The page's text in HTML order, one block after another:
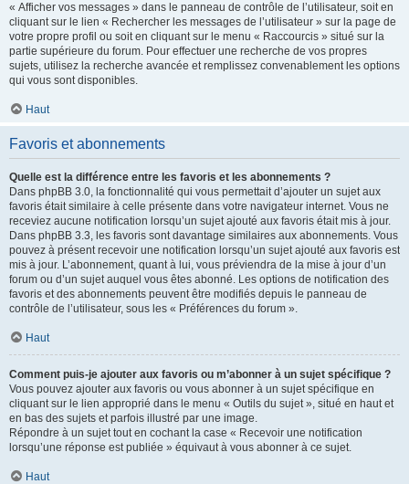
« Afficher vos messages » dans le panneau de contrôle de l’utilisateur, soit en
cliquant sur le lien « Rechercher les messages de l’utilisateur » sur la page de
votre propre profil ou soit en cliquant sur le menu « Raccourcis » situé sur la
partie supérieure du forum. Pour effectuer une recherche de vos propres
sujets, utilisez la recherche avancée et remplissez convenablement les options
qui vous sont disponibles.
Haut
Favoris et abonnements
Quelle est la différence entre les favoris et les abonnements ?
Dans phpBB 3.0, la fonctionnalité qui vous permettait d’ajouter un sujet aux
favoris était similaire à celle présente dans votre navigateur internet. Vous ne
receviez aucune notification lorsqu’un sujet ajouté aux favoris était mis à jour.
Dans phpBB 3.3, les favoris sont davantage similaires aux abonnements. Vous
pouvez à présent recevoir une notification lorsqu’un sujet ajouté aux favoris est
mis à jour. L’abonnement, quant à lui, vous préviendra de la mise à jour d’un
forum ou d’un sujet auquel vous êtes abonné. Les options de notification des
favoris et des abonnements peuvent être modifiés depuis le panneau de
contrôle de l’utilisateur, sous les « Préférences du forum ».
Haut
Comment puis-je ajouter aux favoris ou m’abonner à un sujet spécifique ?
Vous pouvez ajouter aux favoris ou vous abonner à un sujet spécifique en
cliquant sur le lien approprié dans le menu « Outils du sujet », situé en haut et
en bas des sujets et parfois illustré par une image.
Répondre à un sujet tout en cochant la case « Recevoir une notification
lorsqu’une réponse est publiée » équivaut à vous abonner à ce sujet.
Haut